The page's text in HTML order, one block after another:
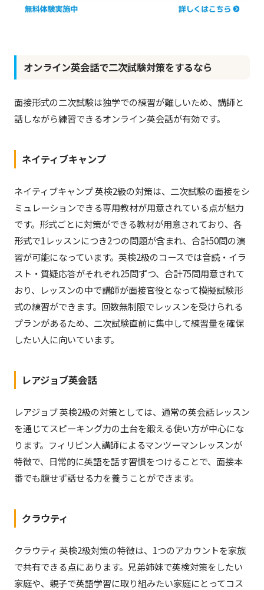
オンライン英会話で二次試験対策をするなら
面接形式の二次試験は独学での練習が難しいため、講師と
話しながら練習できるオンライン英会話が有効です。
ネイティブキャンプ
ネイティブキャンプ 英検2級の対策は、二次試験の面接をシ
ミュレーションできる専用教材が用意されている点が魅力
です。形式ごとに対策ができる教材が用意されており、各
形式で1レッスンにつき2つの問題が含まれ、合計50問の演
習が可能になっています。英検2級のコースでは音読・イラ
スト・質疑応答がそれぞれ25問ずつ、合計75問用意されて
おり、レッスンの中で講師が面接官役となって模擬試験形
式の練習ができます。回数無制限でレッスンを受けられる
プランがあるため、二次試験直前に集中して練習量を確保
したい人に向いています。
レアジョブ英会話
レアジョブ 英検2級の対策としては、通常の英会話レッスン
を通じてスピーキング力の土台を鍛える使い方が中心にな
ります。フィリピン人講師によるマンツーマンレッスンが
特徴で、日常的に英語を話す習慣をつけることで、面接本
番でも臆せず話せる力を養うことができます。
クラウティ
クラウティ 英検2級対策の特徴は、1つのアカウントを家族
で共有できる点にあります。兄弟姉妹で英検対策をしたい
家庭や、親子で英語学習に取り組みたい家庭にとってコス